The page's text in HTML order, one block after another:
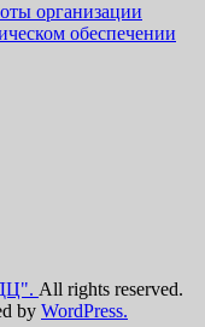
организации
обеспечении
All rights reserved.
by WordPress.